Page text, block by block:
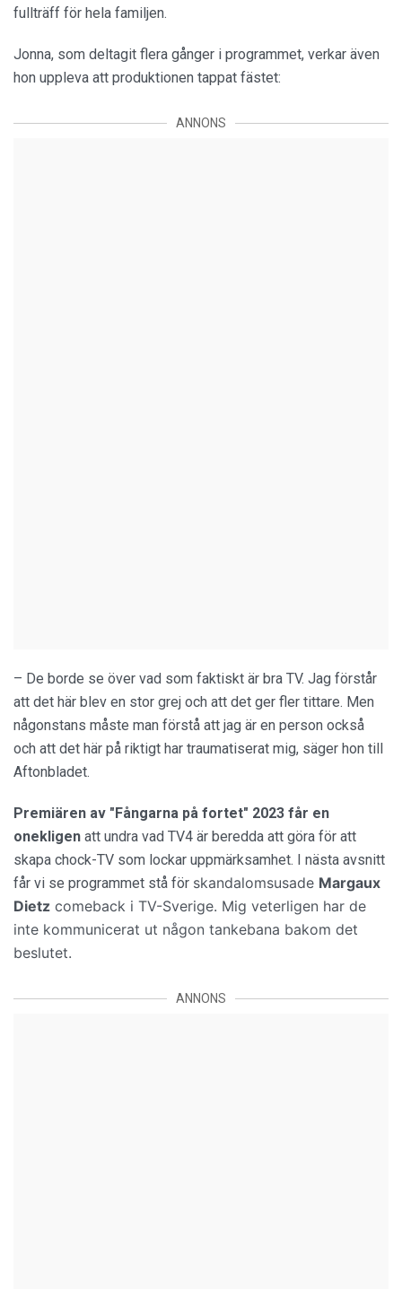
fullträff för hela familjen.
Jonna, som deltagit flera gånger i programmet, verkar även
hon uppleva att produktionen tappat fästet:
ANNONS
– De borde se över vad som faktiskt är bra TV. Jag förstår
att det här blev en stor grej och att det ger fler tittare. Men
någonstans måste man förstå att jag är en person också
och att det här på riktigt har traumatiserat mig, säger hon till
Aftonbladet.
Premiären av "Fångarna på fortet" 2023 får en
onekligen att undra vad TV4 är beredda att göra för att
skapa chock-TV som lockar uppmärksamhet. I nästa avsnitt
får vi se programmet stå för skandalomsusade Margaux
Dietz comeback i TV-Sverige. Mig veterligen har de
inte kommunicerat ut någon tankebana bakom det
beslutet.
ANNONS